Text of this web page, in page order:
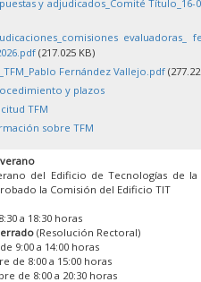
y adjudicados_Comité Título_16-
evaluadoras_
(217.025 KB)
Fernández Vallejo.pdf
y plazos
TFM
sobre TFM
del Edificio de Tecnologías de
la Comisión del Edificio TIT
a 18:30 horas
(Resolución Rectoral)
9:00 a 14:00 horas
de 8:00 a 15:00 horas
de 8:00 a 20:30 horas